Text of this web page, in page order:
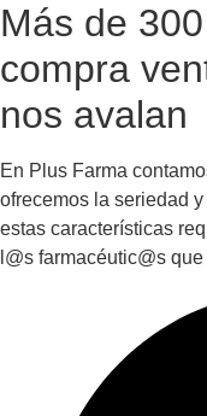
Más de
compra
nos avalan
En Plus Farma
ofrecemos la seriedad
estas características
l@s farmacéutic@s